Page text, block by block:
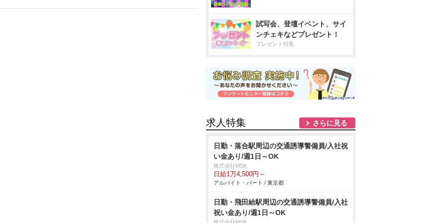
試写会、登壇イベント、サイ
ンチェキなどプレゼント！
プレゼント特集
求人特集 さらに見る
日勤・落合駅周辺の交通誘導警備員/入社祝
い金あり/週1日～OK
株式会社MSK
日給1万4,500円～
アルバイト・パート / 東京都
日勤・飛田給駅周辺の交通誘導警備員/入社
祝い金あり/週1日～OK